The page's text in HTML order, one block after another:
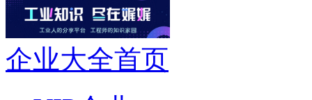
企业大全首页